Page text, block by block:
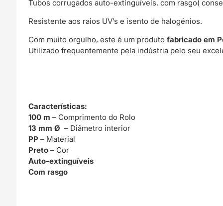
-
Tubos corrugados auto-extinguíveis, com rasgo(
Resistente aos raios UV’s e isento de halogénios.
Com muito orgulho, este é um produtofabricado em
Utilizado frequentemente pela indústria pelo seu
Características:
100 m – Comprimento do Rolo
13 mm Ø – Diâmetro interior
PP– Material
Preto– Cor
Auto-extinguíveis
Com rasgo